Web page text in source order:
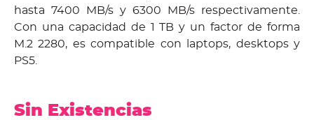
hasta 7400 MB/s y 6300 MB/s respectivamente.
Con una capacidad de 1 TB y un factor de forma
M.2 2280, es compatible con laptops, desktops y
PS5.
Sin Existencias